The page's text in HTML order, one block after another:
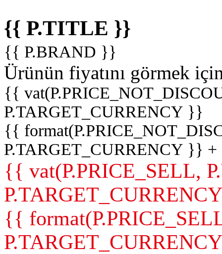
{{ P.TITLE }}
{{ P.BRAND }}
Ürünün fiyatını görmek
{{
P.TARGET_CURRENCY }}
{{
P.TARGET_CURRENCY }}
{{ vat(P.PRICE_SELL,
{{